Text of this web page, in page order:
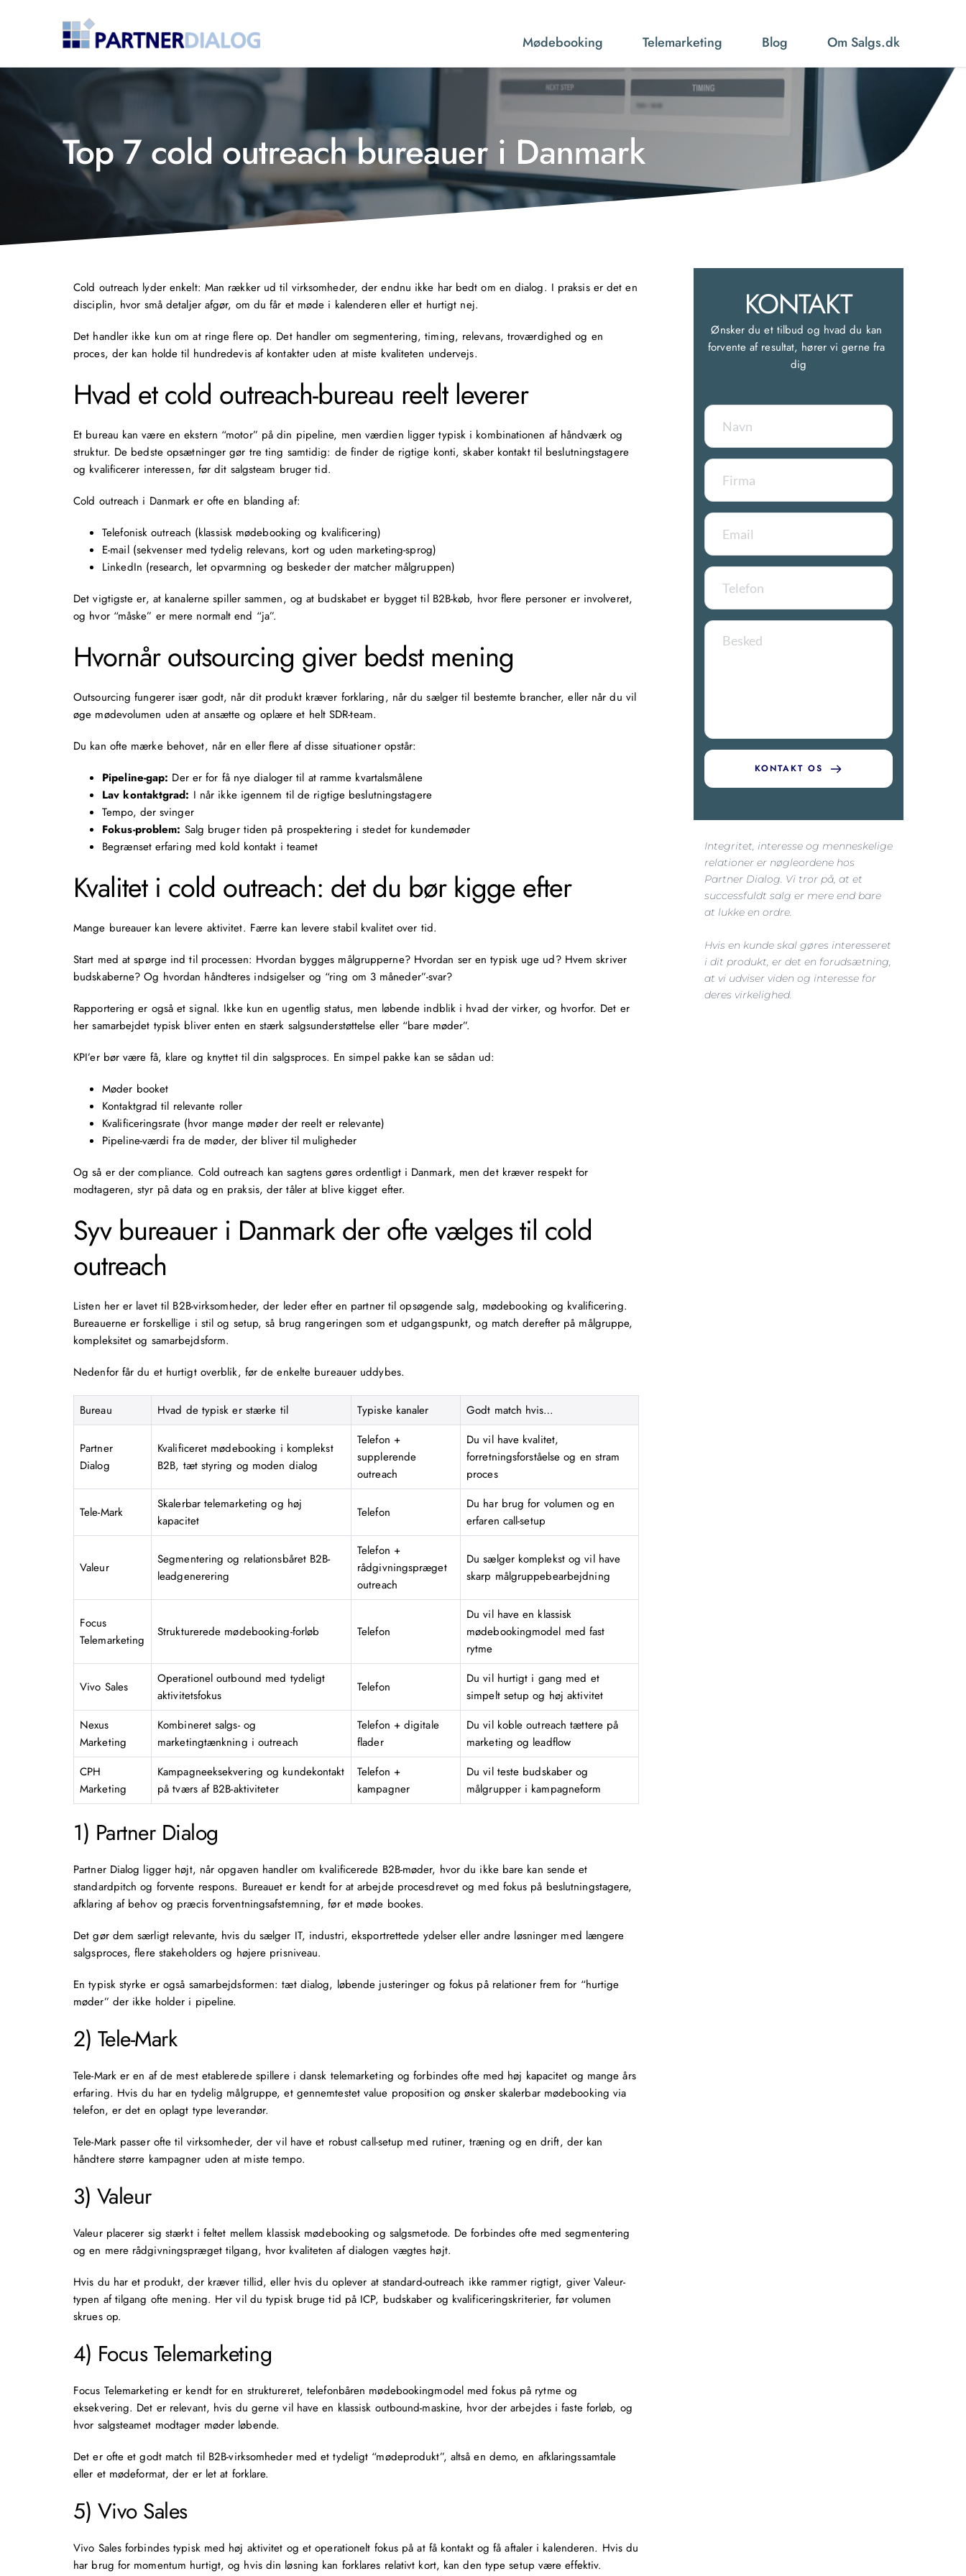
Mødebooking Telemarketing Blog Om Salgs.dk
Top 7 cold outreach bureauer i Danmark
Cold outreach lyder enkelt: Man rækker ud til virksomheder, der endnu ikke har bedt om en dialog. I praksis er det en
disciplin, hvor små detaljer afgør, om du får et møde i kalenderen eller et hurtigt nej.
Det handler ikke kun om at ringe flere op. Det handler om segmentering, timing, relevans, troværdighed og en
proces, der kan holde til hundredevis af kontakter uden at miste kvaliteten undervejs.
Hvad et cold outreach-bureau reelt leverer
Et bureau kan være en ekstern “motor” på din pipeline, men værdien ligger typisk i kombinationen af håndværk og
struktur. De bedste opsætninger gør tre ting samtidig: de finder de rigtige konti, skaber kontakt til beslutningstagere
og kvalificerer interessen, før dit salgsteam bruger tid.
Cold outreach i Danmark er ofte en blanding af:
Telefonisk outreach (klassisk mødebooking og kvalificering)
E-mail (sekvenser med tydelig relevans, kort og uden marketing-sprog)
LinkedIn (research, let opvarmning og beskeder der matcher målgruppen)
Det vigtigste er, at kanalerne spiller sammen, og at budskabet er bygget til B2B-køb, hvor flere personer er involveret,
og hvor “måske” er mere normalt end “ja”.
Hvornår outsourcing giver bedst mening
Outsourcing fungerer især godt, når dit produkt kræver forklaring, når du sælger til bestemte brancher, eller når du vil
øge mødevolumen uden at ansætte og oplære et heltSDR-team.
Du kan ofte mærke behovet, når en eller flere af disse situationer opstår:
Pipeline-gap: Der er for få nye dialoger til at ramme kvartalsmålene
Lav kontaktgrad: I når ikke igennem til de rigtige beslutningstagere
Tempo, der svinger
Fokus-problem: Salg bruger tiden på prospektering i stedet for kundemøder
Begrænset erfaring med kold kontakt i teamet
Kvalitet i cold outreach: det du bør kigge efter
Mange bureauer kan levere aktivitet. Færre kan levere stabil kvalitet over tid.
Start med at spørge ind til processen: Hvordan bygges målgrupperne? Hvordan ser en typisk uge ud? Hvem skriver
budskaberne? Og hvordan håndteres indsigelser og “ring om 3 måneder”-svar?
Rapportering er også et signal. Ikke kun en ugentlig status, men løbende indblik i hvad der virker, og hvorfor. Det er
her samarbejdet typisk bliver enten en stærk salgsunderstøttelse eller “bare møder”.
KPI’er bør være få, klare og knyttet til din salgsproces. En simpel pakke kan se sådan ud:
Møder booket
Kontaktgrad til relevante roller
Kvalificeringsrate (hvor mange møder der reelt er relevante)
Pipeline-værdi fra de møder, der bliver til muligheder
Og så er der compliance. Cold outreach kan sagtens gøres ordentligt i Danmark, men det kræver respekt for
modtageren, styr på data og en praksis, der tåler at blive kigget efter.
Syv bureauer i Danmark der ofte vælges til cold
outreach
Listen her er lavet til B2B-virksomheder, der leder efter en partner til opsøgende salg, mødebooking og kvalificering.
Bureauerne er forskellige i stil og setup, så brug rangeringen som et udgangspunkt, og match derefter på målgruppe,
kompleksitet og samarbejdsform.
Nedenfor får du et hurtigt overblik, før de enkelte bureauer uddybes.
Bureau Hvad de typisk er stærke til Typiske kanaler Godt match hvis…
Partner
Dialog
Kvalificeret mødebooking i komplekst
B2B, tæt styring og moden dialog
Telefon +
supplerende
outreach
Du vil have kvalitet,
forretningsforståelse og en stram
proces
Tele-Mark
Skalerbar telemarketing og høj
kapacitet
Telefon
Du har brug for volumen og en
erfaren call-setup
Valeur
Segmentering og relationsbåret B2B-
leadgenerering
Telefon +
rådgivningspræget
outreach
Du sælger komplekst og vil have
skarp målgruppebearbejdning
Focus
Telemarketing
Strukturerede mødebooking-forløb Telefon
Du vil have en klassisk
mødebookingmodel med fast
rytme
Vivo Sales
Operationel outbound med tydeligt
aktivitetsfokus
Telefon
Du vil hurtigt i gang med et
simpelt setup og høj aktivitet
Nexus
Marketing
Kombineret salgs- og
marketingtænkning i outreach
Telefon + digitale
flader
Du vil koble outreach tættere på
marketing og leadflow
CPH
Marketing
Kampagneeksekvering og kundekontakt
på tværs af B2B-aktiviteter
Telefon +
kampagner
Du vil teste budskaber og
målgrupper i kampagneform
1) Partner Dialog
Partner Dialog ligger højt, når opgaven handler om kvalificerede B2B-møder, hvor du ikke bare kan sende et
standardpitch og forvente respons. Bureauet er kendt for at arbejde procesdrevet og med fokus på beslutningstagere,
afklaring af behov og præcis forventningsafstemning, før et møde bookes.
Det gør dem særligt relevante, hvis du sælger IT, industri, eksportrettede ydelser eller andre løsninger med længere
salgsproces, flere stakeholders og højere prisniveau.
En typisk styrke er også samarbejdsformen: tæt dialog, løbende justeringer og fokus på relationer frem for “hurtige
møder” der ikke holder i pipeline.
2) Tele-Mark
Tele-Mark er en af de mest etablerede spillere i dansk telemarketing og forbindes ofte med høj kapacitet og mange års
erfaring. Hvis du har en tydelig målgruppe, et gennemtestet value proposition og ønsker skalerbar mødebooking via
telefon, er det en oplagt type leverandør.
Tele-Mark passer ofte til virksomheder, der vil have et robust call-setup med rutiner, træning og en drift, der kan
håndtere større kampagner uden at miste tempo.
3) Valeur
Valeur placerer sig stærkt i feltet mellem klassisk mødebooking og salgsmetode. De forbindes ofte med segmentering
og en mere rådgivningspræget tilgang, hvor kvaliteten af dialogen vægtes højt.
Hvis du har et produkt, der kræver tillid, eller hvis du oplever at standard-outreach ikke rammer rigtigt, giver Valeur-
typen af tilgang ofte mening. Her vil du typisk bruge tid på ICP, budskaber og kvalificeringskriterier, før volumen
skrues op.
4) Focus Telemarketing
Focus Telemarketing er kendt for en struktureret, telefonbåren mødebookingmodel med fokus på rytme og
eksekvering. Det er relevant, hvis du gerne vil have en klassisk outbound-maskine, hvor der arbejdes i faste forløb, og
hvor salgsteamet modtager møder løbende.
Det er ofte et godt match til B2B-virksomheder med et tydeligt “mødeprodukt”, altså en demo, en afklaringssamtale
eller et mødeformat, der er let at forklare.
5) Vivo Sales
Vivo Sales forbindes typisk med høj aktivitet og et operationelt fokus på at få kontakt og få aftaler i kalenderen. Hvis du
har brug for momentum hurtigt, og hvis din løsning kan forklares relativt kort, kan den type setup være effektiv.
KONTAKT
Ønsker du et tilbud og hvad du kan
forvente af resultat, hører vi gerne fra
dig
KONTAKT OS
Integritet, interesse og menneskelige
relationer er nøgleordene hos
Partner Dialog. Vi tror på, at et
successfuldt salg er mere end bare
at lukke en ordre.
Hvis en kunde skal gøres interesseret
i dit produkt, er det en forudsætning,
at vi udviser viden og interesse for
deres virkelighed.